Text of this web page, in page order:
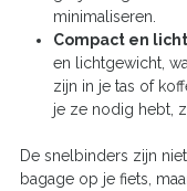
minimaliseren.
Compact en
en lichtgewicht,
zijn in je tas of
je ze nodig hebt,
De snelbinders zijn
bagage op je fiets,